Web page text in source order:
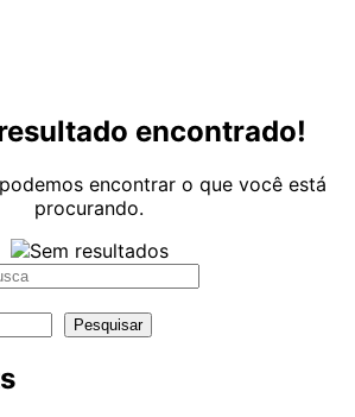
encontrado!
encontrar o que você está
procurando.
Pesquisar